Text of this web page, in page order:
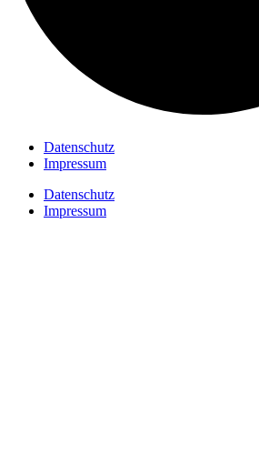
Datenschutz
Impressum
Datenschutz
Impressum